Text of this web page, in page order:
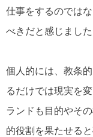
仕事をするのでは
べきだと感じました
個人的には、教条
るだけでは現実を
ランドも目的やそ
的役割を果たせる